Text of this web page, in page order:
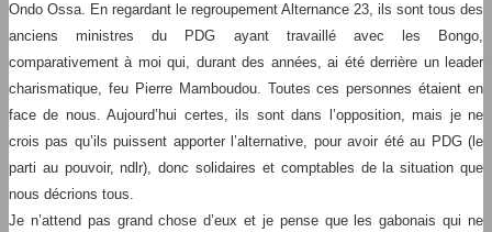
Ondo Ossa. En regardant le regroupement Alternance 23, ils sont tous des
anciens ministres du PDG ayant travaillé avec les Bongo,
comparativement à moi qui, durant des années, ai été derrière un leader
charismatique, feu Pierre Mamboudou. Toutes ces personnes étaient en
face de nous. Aujourd’hui certes, ils sont dans l’opposition, mais je ne
crois pas qu’ils puissent apporter l’alternative, pour avoir été au PDG (le
parti au pouvoir, ndlr), donc solidaires et comptables de la situation que
nous décrions tous.
Je n’attend pas grand chose d’eux et je pense que les gabonais qui ne